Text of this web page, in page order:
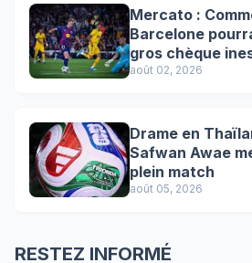
Mercato :
Barcelone
gros chèque
août 02, 2026
Drame en
Safwan Awae
plein match
août 05, 2026
RESTEZ INFORMÉ